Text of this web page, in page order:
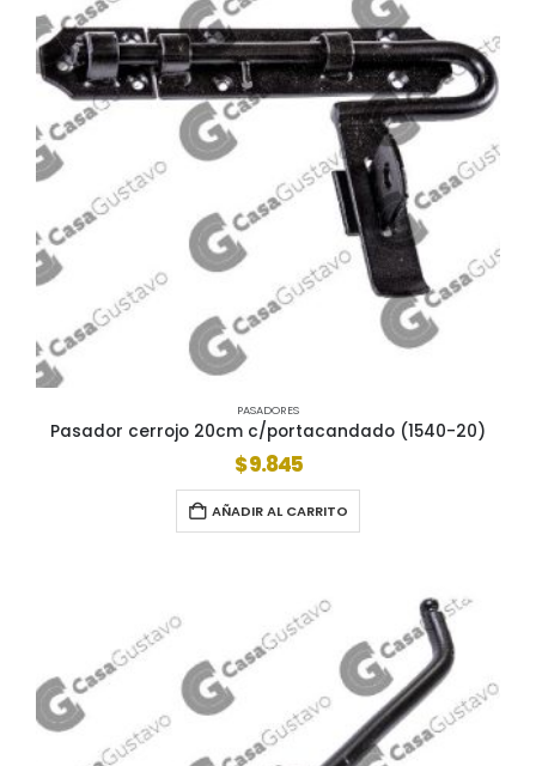
PASADORES
Pasador cerrojo 20cm c/portacandado (1540-20)
$9.845
AÑADIR AL CARRITO